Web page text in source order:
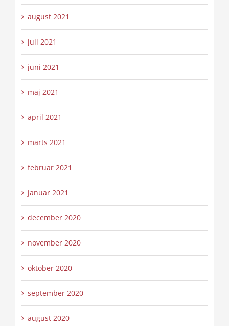
august 2021
juli 2021
juni 2021
maj 2021
april 2021
marts 2021
februar 2021
januar 2021
december 2020
november 2020
oktober 2020
september 2020
august 2020